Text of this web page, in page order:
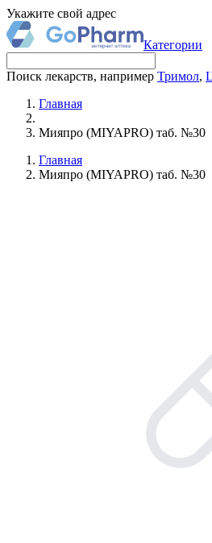
Укажите свой адрес
Категории
Поиск лекарств, например Тримол,
Главная
Мияпро (MIYAPRO) таб. №30
Главная
Мияпро (MIYAPRO) таб. №30